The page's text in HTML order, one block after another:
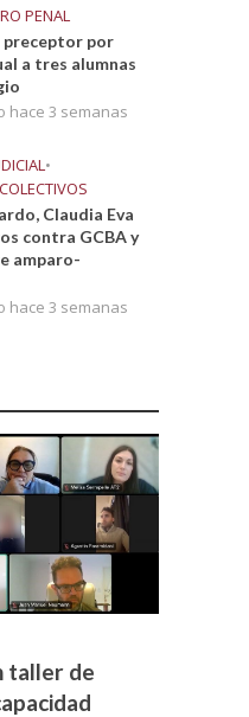
PENAL
preceptor por
a tres alumnas
hace 3 semanas
•
Claudia Eva
contra GCBA y
amparo-
hace 3 semanas
taller de